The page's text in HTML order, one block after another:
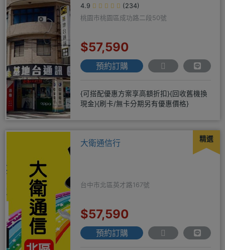
4.9
(234)
桃園市桃園區成功路二段50號
$57,590
預約訂購
{可搭配優惠方案享高額折扣}{回收舊機換
現金}{刷卡/無卡分期另有優惠價格}
精選
大衛通信行
台中市北區英才路167號
$57,590
預約訂購